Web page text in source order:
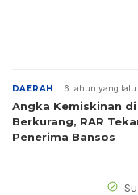
DAERAH 6 tahun yang lalu
Angka Kemiskinan
Berkurang, RAR
Penerima Bansos